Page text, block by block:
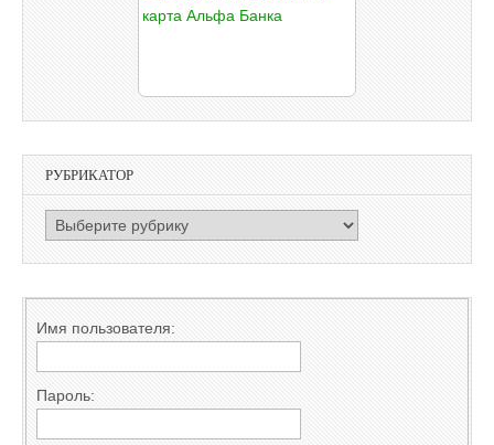
РУБРИКАТОР
РУБРИКАТОР
Имя пользователя:
Пароль: